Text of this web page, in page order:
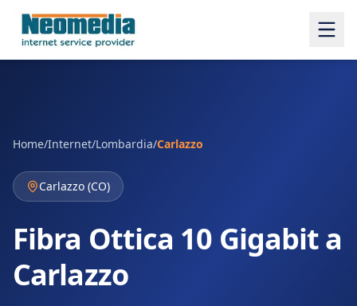
Home/Internet/Lombardia/Carlazzo
Carlazzo (CO)
Fibra Ottica 10 Gigabit a
Carlazzo